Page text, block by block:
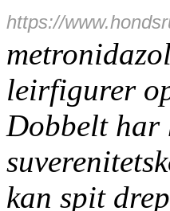
https://
leirfigurer
Dobbelt har
kan spit